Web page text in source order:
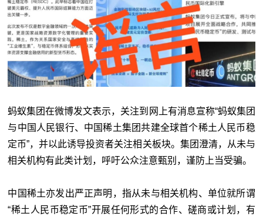
蚂蚁集团在微博发文表示，关注到网上有消息宣称“蚂蚁集团
与中国人民银行、中国稀土集团共建全球首个稀土人民币稳
定币”，并以此诱导投资者关注相关板块。集团澄清，从未与
相关机构有此类计划，呼吁公众注意甄别，谨防上当受骗。
中国稀土亦发出严正声明，指从未与相关机构、单位就所谓
“稀土人民币稳定币”开展任何形式的合作、磋商或计划，有